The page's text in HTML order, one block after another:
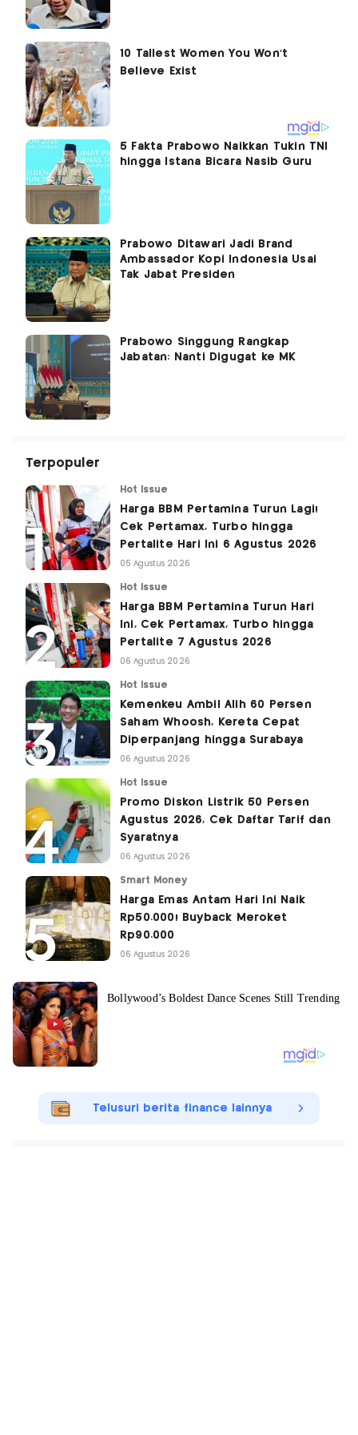
5 Fakta Prabowo Naikkan Tukin TNI
hingga Istana Bicara Nasib Guru
Prabowo Ditawari Jadi Brand
Ambassador Kopi Indonesia Usai
Tak Jabat Presiden
Prabowo Singgung Rangkap
Jabatan: Nanti Digugat ke MK
Terpopuler
Hot Issue
Harga BBM Pertamina Turun Lagi!
Cek Pertamax, Turbo hingga
Pertalite Hari Ini 6 Agustus 2026
05 Agustus 2026
Hot Issue
Harga BBM Pertamina Turun Hari
Ini, Cek Pertamax, Turbo hingga
Pertalite 7 Agustus 2026
06 Agustus 2026
Hot Issue
Kemenkeu Ambil Alih 60 Persen
Saham Whoosh, Kereta Cepat
Diperpanjang hingga Surabaya
06 Agustus 2026
Hot Issue
Promo Diskon Listrik 50 Persen
Agustus 2026, Cek Daftar Tarif dan
Syaratnya
06 Agustus 2026
Smart Money
Harga Emas Antam Hari Ini Naik
Rp50.000! Buyback Meroket
Rp90.000
06 Agustus 2026
Telusuri berita finance lainnya